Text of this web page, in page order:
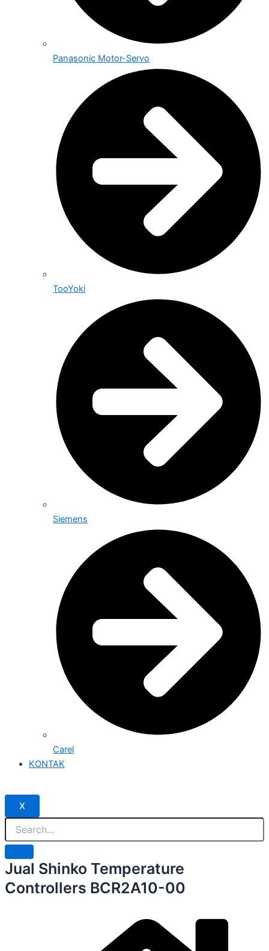
Panasonic Motor-Servo
TooYoki
Siemens
Carel
KONTAK
X
Jual Shinko Temperature
Controllers BCR2A10-00